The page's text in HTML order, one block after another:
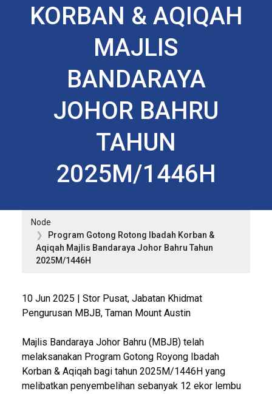
KORBAN & AQIQAH
MAJLIS
BANDARAYA
JOHOR BAHRU
TAHUN
2025M/1446H
Node
Program Gotong Rotong Ibadah Korban &
Aqiqah Majlis Bandaraya Johor Bahru Tahun
2025M/1446H
10 Jun 2025 | Stor Pusat, Jabatan Khidmat
Pengurusan MBJB, Taman Mount Austin
Majlis Bandaraya Johor Bahru (MBJB) telah
melaksanakan Program Gotong Royong Ibadah
Korban & Aqiqah bagi tahun 2025M/1446H yang
melibatkan penyembelihan sebanyak 12 ekor lembu